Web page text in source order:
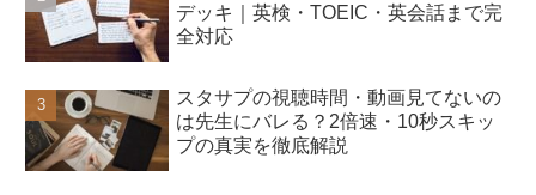
デッキ｜英検・TOEIC・英会話まで完
全対応
スタサプの視聴時間・動画見てないの
は先生にバレる？2倍速・10秒スキッ
プの真実を徹底解説